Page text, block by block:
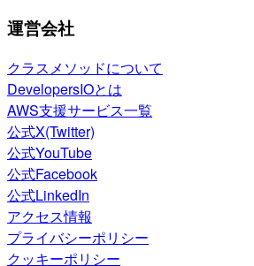
運営会社
クラスメソッドについて
DevelopersIOとは
AWS支援サービス一覧
公式X(Twitter)
公式YouTube
公式Facebook
公式LinkedIn
アクセス情報
プライバシーポリシー
クッキーポリシー